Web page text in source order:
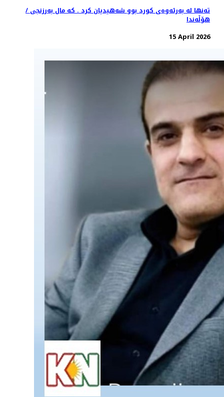
تەنها له بەرئەوەى كورد بوو شەهيديان كرد . كه مال بەرزنجى /
هۆڵەندا
15 April 2026